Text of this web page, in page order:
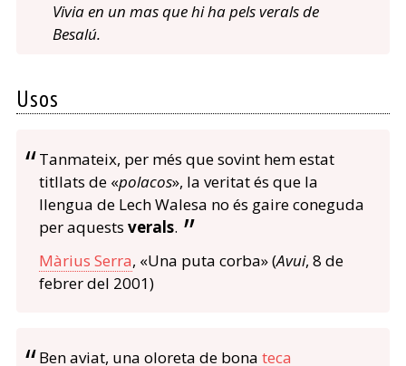
Vivia en un mas que hi ha pels verals de
Besalú.
Usos
Tanmateix, per més que sovint hem estat
titllats de «polacos», la veritat és que la
llengua de Lech Walesa no és gaire coneguda
per aquests verals.
Màrius Serra, «Una puta corba» (Avui, 8 de
febrer del 2001)
Ben aviat, una oloreta de bona teca